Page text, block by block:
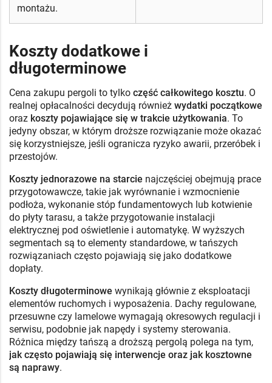
montażu.
Koszty dodatkowe i
długoterminowe
Cena zakupu pergoli to tylko część całkowitego kosztu. O
realnej opłacalności decydują również wydatki początkowe
oraz koszty pojawiające się w trakcie użytkowania. To
jedyny obszar, w którym droższe rozwiązanie może okazać
się korzystniejsze, jeśli ogranicza ryzyko awarii, przeróbek i
przestojów.
Koszty jednorazowe na starcie najczęściej obejmują prace
przygotowawcze, takie jak wyrównanie i wzmocnienie
podłoża, wykonanie stóp fundamentowych lub kotwienie
do płyty tarasu, a także przygotowanie instalacji
elektrycznej pod oświetlenie i automatykę. W wyższych
segmentach są to elementy standardowe, w tańszych
rozwiązaniach często pojawiają się jako dodatkowe
dopłaty.
Koszty długoterminowe wynikają głównie z eksploatacji
elementów ruchomych i wyposażenia. Dachy regulowane,
przesuwne czy lamelowe wymagają okresowych regulacji i
serwisu, podobnie jak napędy i systemy sterowania.
Różnica między tańszą a droższą pergolą polega na tym,
jak często pojawiają się interwencje oraz jak kosztowne
są naprawy.